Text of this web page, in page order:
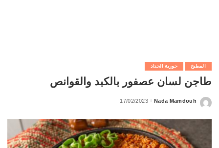
المطبخ حورية الحداد
طاجن لسان عصفور بالكبد والقوانص
Posted
Nada Mamdouh
17/02/2023